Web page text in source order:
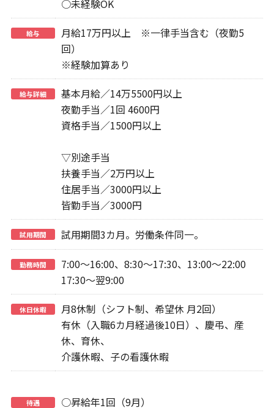
○未経験OK
給与
月給17万円以上 ※一律手当含む（夜勤5
回）
※経験加算あり
給与詳細
基本月給／14万5500円以上
夜勤手当／1回 4600円
資格手当／1500円以上
▽別途手当
扶養手当／2万円以上
住居手当／3000円以上
皆勤手当／3000円
試用期間 試用期間3カ月。労働条件同一。
勤務時間
7:00～16:00、8:30～17:30、13:00～22:00
17:30～翌9:00
休日休暇
月8休制（シフト制、希望休 月2回）
有休（入職6カ月経過後10日）、慶弔、産
休、育休、
介護休暇、子の看護休暇
待遇 ○昇給年1回（9月）